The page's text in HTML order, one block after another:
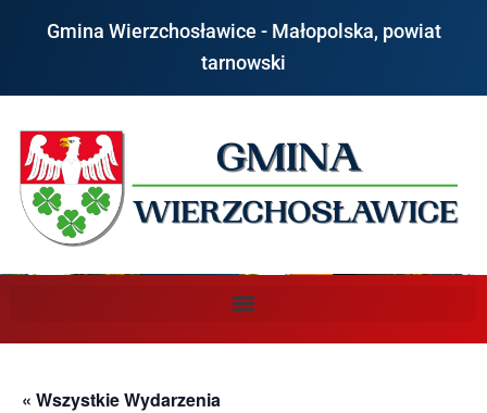
Gmina Wierzchosławice - Małopolska, powiat
tarnowski
« Wszystkie Wydarzenia